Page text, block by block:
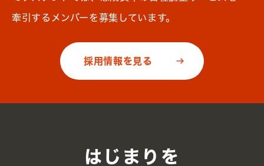
牽引するメンバーを募集しています。
採用情報を見る
はじまりを